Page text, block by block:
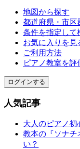
地図から探す
都道府県・市区
条件を指定して
お気に入りを見
ご利用方法
ピアノ教室を評
ログインする
人気記事
大人のピアノ初
教本の『ソナチ
い？